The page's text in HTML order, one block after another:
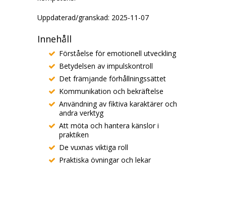
Uppdaterad/granskad: 2025-11-07
Innehåll
Förståelse för emotionell utveckling
Betydelsen av impulskontroll
Det främjande förhållningssättet
Kommunikation och bekräftelse
Användning av fiktiva karaktärer och
andra verktyg
Att möta och hantera känslor i
praktiken
De vuxnas viktiga roll
Praktiska övningar och lekar